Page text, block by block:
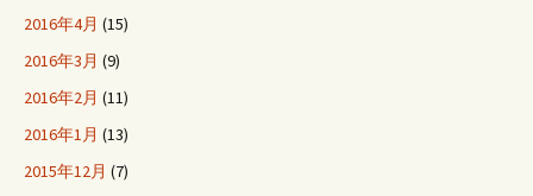
2016年4月 (15)
2016年3月 (9)
2016年2月 (11)
2016年1月 (13)
2015年12月 (7)